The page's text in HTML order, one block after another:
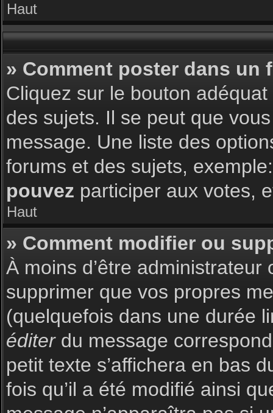
Haut
» Comment poster dans un
Cliquez sur le bouton
des sujets. Il se peut que
message. Une liste des
forums et des sujets,
pouvez participer aux votes,
Haut
» Comment modifier ou
À moins d’être
supprimer que vos propres
(quelquefois dans une durée
éditerdu message
petit texte s’affichera en bas
fois qu’il a été modifié ainsi